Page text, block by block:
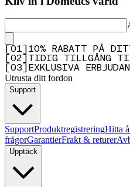
01
10% RABATT PÅ
02
TIDIG TILLGÅNG
03 EXKLUSIVA
Utrusta ditt fordon
Support
SupportProduktregistreringHitta
frågorGarantierFrakt & returer
Upptäck